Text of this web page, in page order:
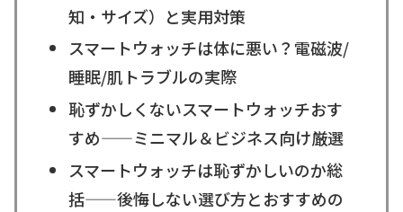
知・サイズ）と実用対策
スマートウォッチは体に悪い？電磁波/
睡眠/肌トラブルの実際
恥ずかしくないスマートウォッチおす
すめ——ミニマル＆ビジネス向け厳選
スマートウォッチは恥ずかしいのか総
括——後悔しない選び方とおすすめの